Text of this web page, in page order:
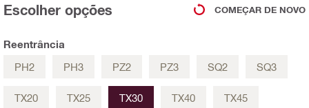
Escolher opções COMEÇAR DE NOVO
Reentrância
PH2
PH3 PZ2 PZ3 SQ2 SQ3
TX20 TX25 TX30 TX40 TX45